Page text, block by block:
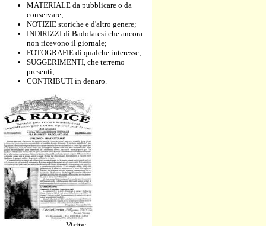
MATERIALE da pubblicare o da
conservare;
NOTIZIE storiche e d'altro genere;
INDIRIZZI di Badolatesi che ancora
non ricevono il giornale;
FOTOGRAFIE di qualche interesse;
SUGGERIMENTI, che terremo
presenti;
CONTRIBUTI in denaro.